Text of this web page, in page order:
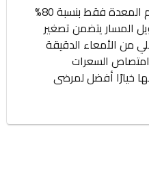
يعتمد التكميم على تصغير حجم المعدة فقط بنسبة 80%
المسار يتضمن تصغير
من الأمعاء الدقيقة
السعرات
خيارًا أفضل لمرضى